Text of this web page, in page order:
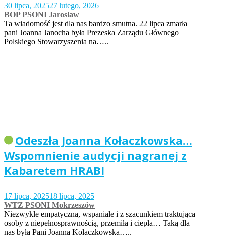
30 lipca, 202527 lutego, 2026
BOP PSONI Jarosław
Ta wiadomość jest dla nas bardzo smutna. 22 lipca zmarła
pani Joanna Janocha była Prezeska Zarządu Głównego
Polskiego Stowarzyszenia na…..
Odeszła Joanna Kołaczkowska…
Wspomnienie audycji nagranej z
Kabaretem HRABI
17 lipca, 202518 lipca, 2025
WTZ PSONI Mokrzeszów
Niezwykle empatyczna, wspaniale i z szacunkiem traktująca
osoby z niepełnosprawnością, przemiła i ciepła… Taką dla
nas była Pani Joanna Kołaczkowska…..